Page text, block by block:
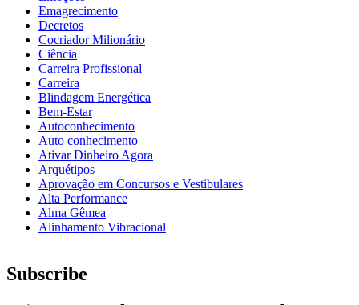
Emagrecimento
Decretos
Cocriador Milionário
Ciência
Carreira Profissional
Carreira
Blindagem Energética
Bem-Estar
Autoconhecimento
Auto conhecimento
Ativar Dinheiro Agora
Arquétipos
Aprovação em Concursos e Vestibulares
Alta Performance
Alma Gêmea
Alinhamento Vibracional
Subscribe